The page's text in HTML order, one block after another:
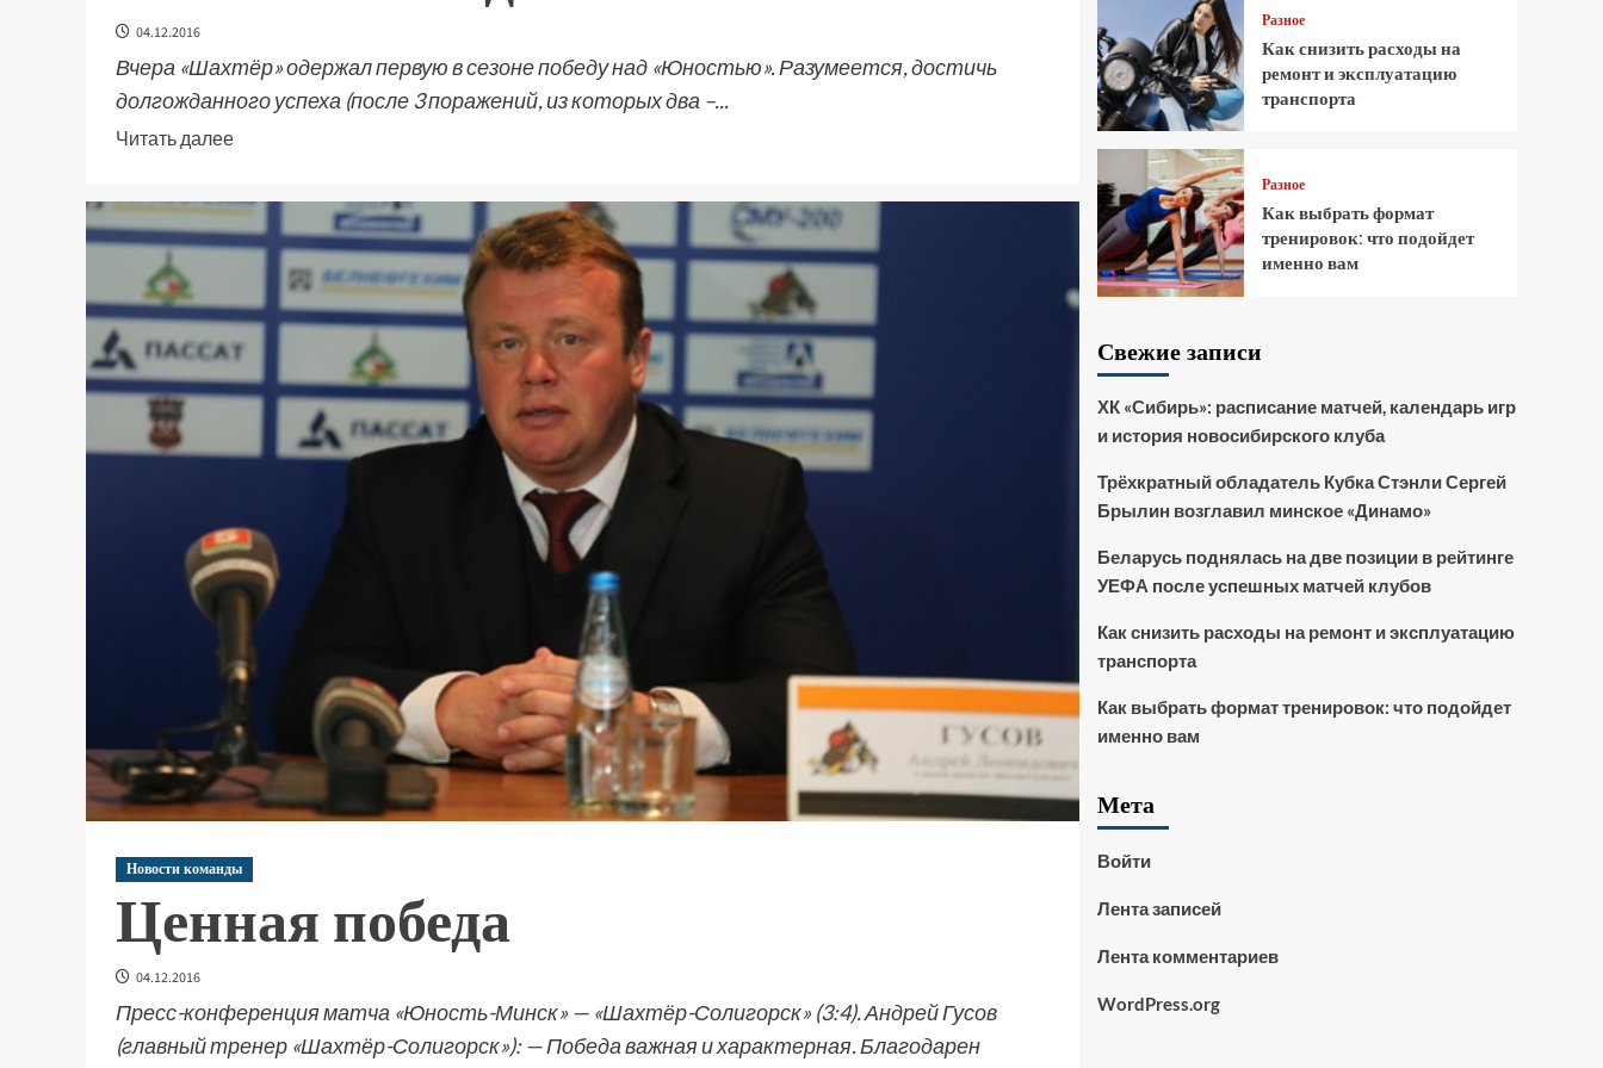
04.12.2016
Вчера «Шахтёр» одержал первую в сезоне победу над «Юностью». Разумеется, достичь
долгожданного успеха (после 3 поражений, из которых два –...
Читать далее
Новости команды
Ценная победа
04.12.2016
Пресс-конференция матча «Юность-Минск» — «Шахтёр-Солигорск» (3:4). Андрей Гусов
(главный тренер «Шахтёр-Солигорск»): — Победа важная и характерная. Благодарен
Разное
Как снизить расходы на
ремонт и эксплуатацию
транспорта
Разное
Как выбрать формат
тренировок: что подойдет
именно вам
Свежие записи
ХК «Сибирь»: расписание матчей, календарь игр
и история новосибирского клуба
Трёхкратный обладатель Кубка Стэнли Сергей
Брылин возглавил минское «Динамо»
Беларусь поднялась на две позиции в рейтинге
УЕФА после успешных матчей клубов
Как снизить расходы на ремонт и эксплуатацию
транспорта
Как выбрать формат тренировок: что подойдет
именно вам
Мета
Войти
Лента записей
Лента комментариев
WordPress.org